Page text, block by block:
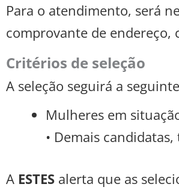
Para o atendimento, será
comprovante de endereço,
Critérios de seleção
A seleção seguirá a
Mulheres em
• Demais
A ESTES alerta que as